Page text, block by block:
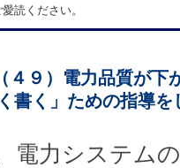
読ください。
４９）電力品質が下
書く」ための指導を
電力システム